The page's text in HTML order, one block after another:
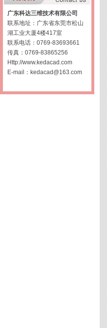
广东科达三维技术有限公司
联系地址：广东省东莞市松山
湖工业大厦4楼417室
联系电话：0769-83693661
传真：0769-83865256
Http://www.kedacad.com
E-mail： kedacad@163.com